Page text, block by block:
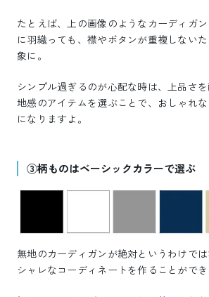
たとえば、上の画像のようなカーディガ
に羽織っても、襟やボタンが重複しない
象に。
シンプル過ぎるのが心配な時は、上品さ
地感のアイテムを選ぶことで、おしゃれ
になりますよ。
③柄ものはベーシックカラーで選ぶ
無地のカーディガンが絶対というわけで
シャレなコーディネートを作ることができ